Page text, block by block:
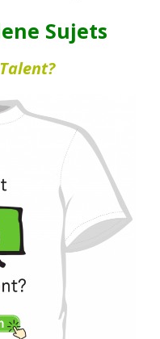
Sujets